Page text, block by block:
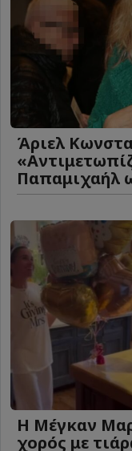
Άριελ
Παπαμιχαήλ
Η Μέγκαν
χορός με